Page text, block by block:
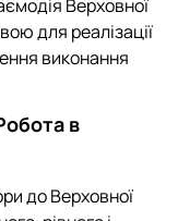
Верховної
для реалізації
виконання
в
до Верховної